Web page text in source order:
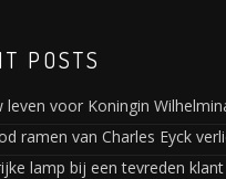
POSTS
leven voor Koningin
ramen van Charles Eyck
lamp bij een tevreden klant